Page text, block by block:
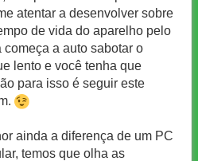
atentar a desenvolver sobre
de vida do aparelho pelo
a auto sabotar o
lento e você tenha que
para isso é seguir este
ainda a diferença de um PC
temos que olha as